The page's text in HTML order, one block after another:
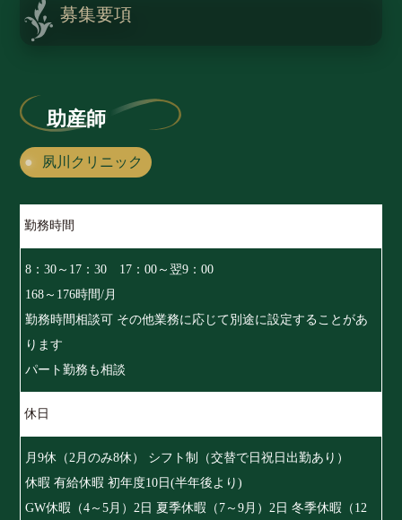
募集要項
助産師
夙川クリニック
勤務時間
8：30～17：30 17：00～翌9：00
168～176時間/月
勤務時間相談可 その他業務に応じて別途に設定することがあ
ります
パート勤務も相談
休日
月9休（2月のみ8休） シフト制（交替で日祝日出勤あり）
休暇 有給休暇 初年度10日(半年後より)
GW休暇（4～5月）2日 夏季休暇（7～9月）2日 冬季休暇（12